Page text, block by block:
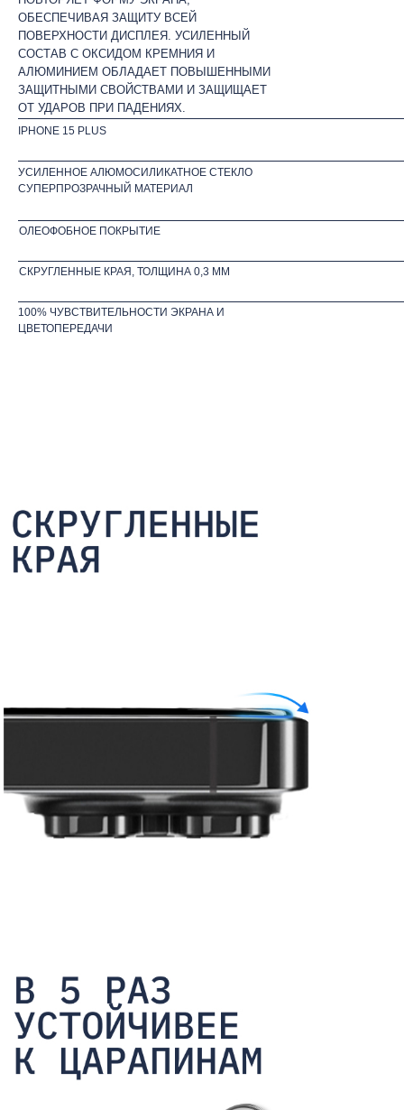
УСИЛЕННОЕ АЛЮМОСИЛИКАТНОЕ СТЕКЛО
СУПЕРПРОЗРАЧНЫЙ МАТЕРИАЛ
ОЛЕОФОБНОЕ ПОКРЫТИЕ
СКРУГЛЕННЫЕ КРАЯ, ТОЛЩИНА 0,3 ММ
ОБЕСПЕЧИВАЯ ЗАЩИТУ ВСЕЙ
ПОВЕРХНОСТИ ДИСПЛЕЯ. УСИЛЕННЫЙ
СОСТАВ С ОКСИДОМ КРЕМНИЯ И
АЛЮМИНИЕМ ОБЛАДАЕТ ПОВЫШЕННЫМИ
ЗАЩИТНЫМИ СВОЙСТВАМИ И ЗАЩИЩАЕТ
ОТ УДАРОВ ПРИ ПАДЕНИЯХ.
IPHONE 15 PLUS
100% ЧУВСТВИТЕЛЬНОСТИ ЭКРАНА И
ЦВЕТОПЕРЕДАЧИ